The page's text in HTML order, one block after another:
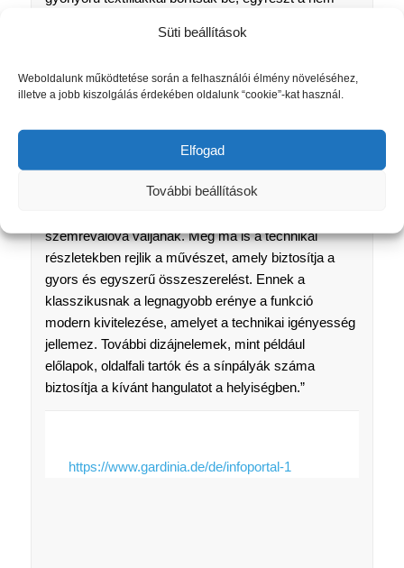
Süti beállítások
Weboldalunk működtetése során a felhasználói élmény növeléséhez,
illetve a jobb kiszolgálás érdekében oldalunk “cookie”-kat használ.
Elfogad
További beállítások
érdekében, ugyanakkor egy gyönyörű dizájnelemet
amely a sok irányzaton, életstíluson és társadalmi
veszítette el fiatalságát, és most új korszakba vezeti
a modern életet friss szellemiséggel és innovatív
megoldásokkal. A függönytartók között található
klasszikus gondoskodik arról, hogy a függönyök a
szemrevalóvá váljanak. Még ma is a technikai
részletekben rejlik a művészet, amely biztosítja a
gyors és egyszerű összeszerelést. Ennek a
klasszikusnak a legnagyobb erénye a funkció
modern kivitelezése, amelyet a technikai igényesség
jellemez. További dizájnelemek, mint például
előlapok, oldalfali tartók és a sínpályák száma
biztosítja a kívánt hangulatot a helyiségben.”
https://www.gardinia.de/de/infoportal-1